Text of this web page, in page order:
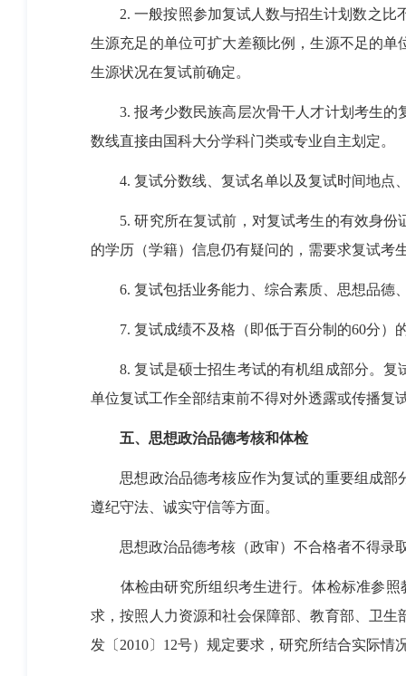
2.一般按照参加复试人数与招生计划数之比
生源充足的单位可扩大差额比例，生源不足的
生源状况在复试前确定。
3.报考少数民族高层次骨干人才计划考生
数线直接由国科大分学科门类或专业自主划定。
4. 复试分数线、复试名单以及复试时间地点
5.研究所在复试前，对复试考生的有效身
的学历（学籍）信息仍有疑问的，需要求复试考
6. 复试包括业务能力、综合素质、思想品德
7. 复试成绩不及格（即低于百分制的60分）
8.复试是硕士招生考试的有机组成部分。
单位复试工作全部结束前不得对外透露或传播复
五、思想政治品德考核和体检
思想政治品德考核应作为复试的重要组成
遵纪守法、诚实守信等方面。
思想政治品德考核（政审）不合格者不得录
体检由研究所组织考生进行。体检标准参
求，按照人力资源和社会保障部、教育部、卫
发〔 2010〕 12号）规定要求，研究所结合实际情